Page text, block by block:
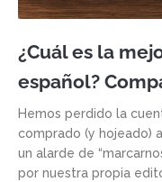
¿Cuál es la
español?
Hemos perdido la
comprado (y hojeado)
un alarde de
por nuestra propia